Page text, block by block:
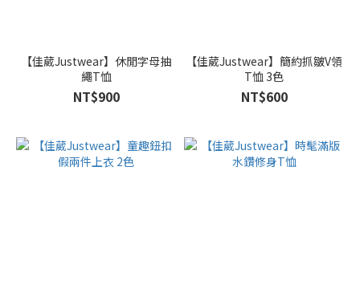
【佳葳Justwear】休閒字母抽
繩T恤
NT$900
【佳葳Justwear】簡約抓皺V領
T恤 3色
NT$600